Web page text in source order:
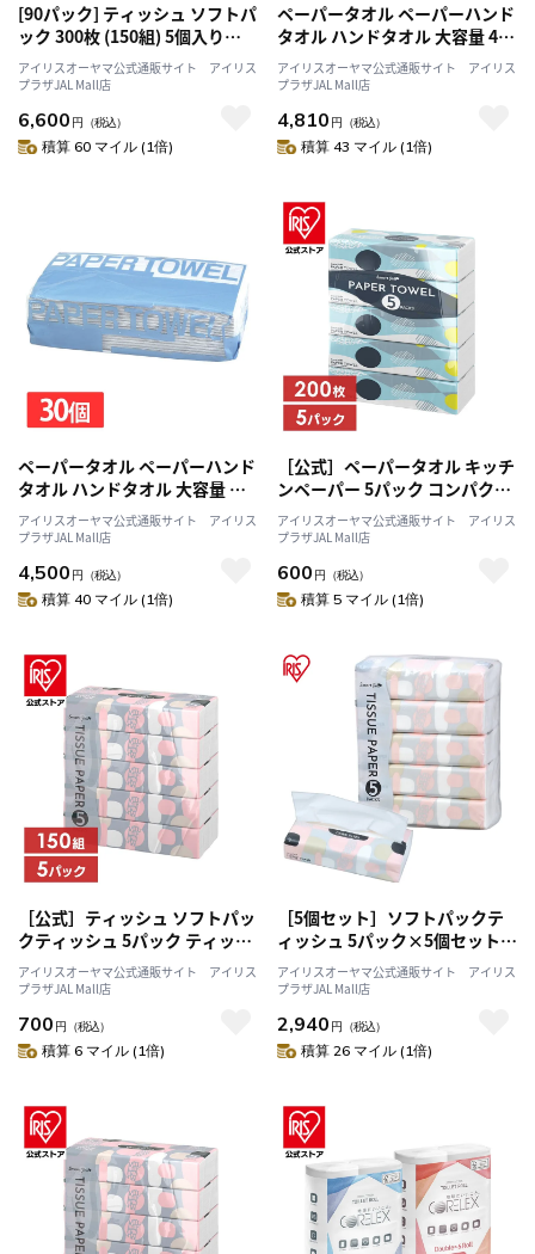
[90パック] ティッシュ ソフトパ
ック 300枚 (150組) 5個入り
×18袋セット 伊藤忠紙パルプ
アイリスオーヤマ公式通販サイト アイリス
プラザJAL Mall店
6,600 円 （税込）
積算 60 マイル (1倍)
ペーパータオル ペーパーハンド
タオル ハンドタオル 大容量 40
個 再生 小判 200枚 シングル 5個
入り×8袋セット まとめ買い 備
アイリスオーヤマ公式通販サイト アイリス
プラザJAL Mall店
4,810 円 （税込）
積算 43 マイル (1倍)
ペーパータオル ペーパーハンド
タオル ハンドタオル 大容量 中
判 30個 再生 200枚 シングル 5
個入り×6袋セット まとめ買い
ルプ
アイリスオーヤマ公式通販サイト アイリス
プラザJAL Mall店
4,500 円 （税込）
積算 40 マイル (1倍)
［公式］ペーパータオル キッチ
ンペーパー 5パック コンパクト
小判 紙タオル ハンドタオル ト
イレ用 再生紙 手拭き スマート
アイリスオーヤマ公式通販サイト アイリス
プラザJAL Mall店
600 円 （税込）
積算 5 マイル (1倍)
［公式］ティッシュ ソフトパッ
クティッシュ 5パック ティッシ
ュペーパー コンパクト スマー
トエール 伊藤忠紙パルプ アイ
アイリスオーヤマ公式通販サイト アイリス
プラザJAL Mall店
700 円 （税込）
積算 6 マイル (1倍)
［5個セット］ソフトパックテ
ィッシュ 5パック×5個セット
25パック<br>ティッシュペーパ
ー ティッシュ ソフトパック ス
紙パルプ まとめ買い 備蓄
アイリスオーヤマ公式通販サイト アイリス
プラザJAL Mall店
2,940 円 （税込）
積算 26 マイル (1倍)